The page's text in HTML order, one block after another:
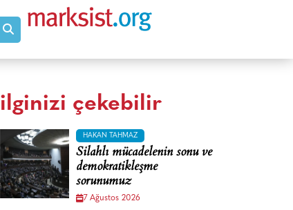
ilginizi çekebilir
HAKAN TAHMAZ
Silahlı mücadelenin sonu ve
demokratikleşme
sorunumuz
7 Ağustos 2026